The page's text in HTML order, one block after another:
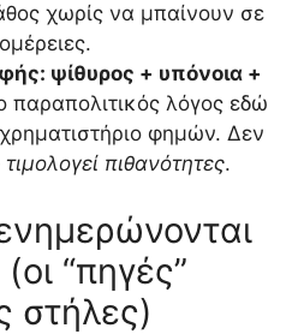
χωρίς να μπαίνουν σε
ψίθυρος + υπόνοια +
παραπολιτικός λόγος εδώ
φημών. Δεν
τιμολογεί πιθανότητες.
“πηγές”
στήλες)